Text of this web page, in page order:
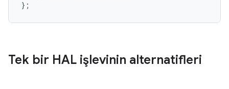
Tek bir HAL işlevinin alternatifleri